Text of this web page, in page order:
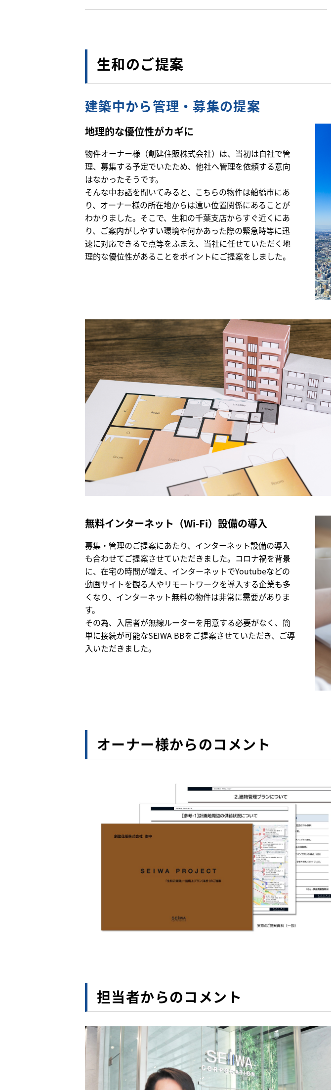
生和のご提案
建築中から管理・募集の提案
地理的な優位性がカギに
物件オーナー様（創建住販株式会社）は、当初は自社で管
理、募集する予定でいたため、他社へ管理を依頼する意向
はなかったそうです。
そんな中お話を聞いてみると、こちらの物件は船橋市にあ
り、オーナー様の所在地からは遠い位置関係にあることが
わかりました。そこで、生和の千葉支店からすぐ近くにあ
り、ご案内がしやすい環境や何かあった際の緊急時等に迅
速に対応できるで点等をふまえ、当社に任せていただく地
理的な優位性があることをポイントにご提案をしました。
無料インターネット（Wi-Fi）設備の導入
募集・管理のご提案にあたり、インターネット設備の導入
も合わせてご提案させていただきました。コロナ禍を背景
に、在宅の時間が増え、インターネットでYoutubeなどの
動画サイトを観る人やリモートワークを導入する企業も多
くなり、インターネット無料の物件は非常に需要がありま
す。
その為、入居者が無線ルーターを用意する必要がなく、簡
単に接続が可能なSEIWA BBをご提案させていただき、ご導
入いただきました。
オーナー様からのコメント
担当者からのコメント